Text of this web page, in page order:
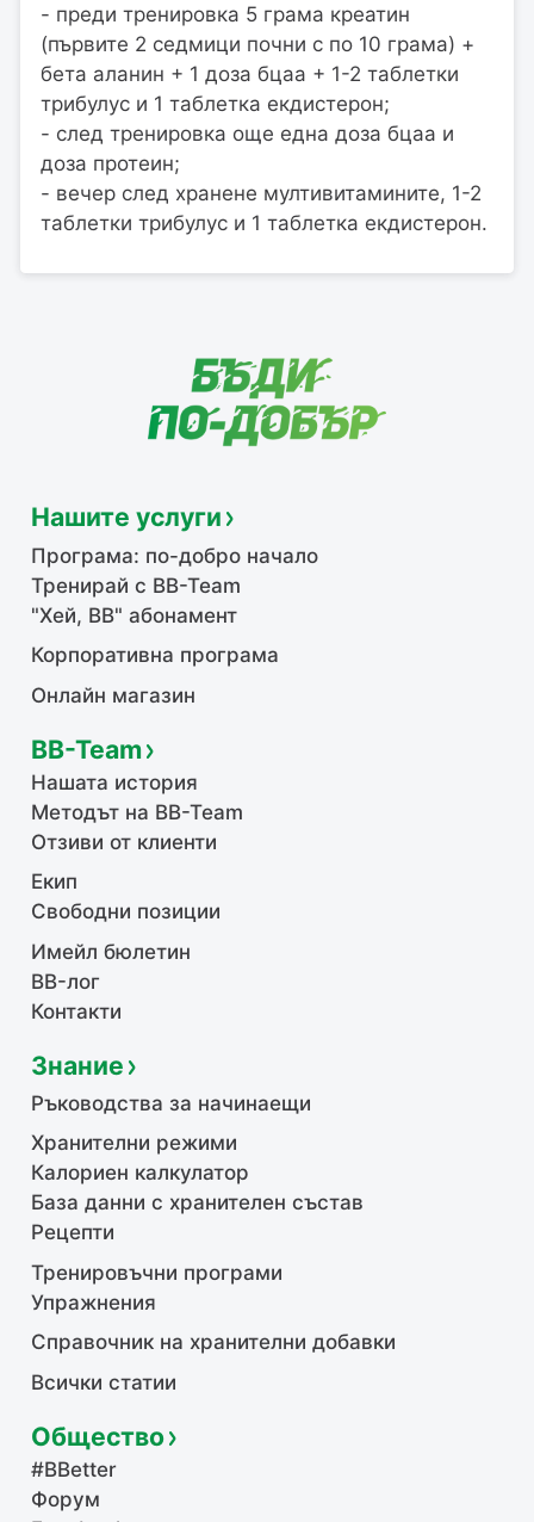
- преди тренировка 5 грама креатин
(първите 2 седмици почни с по 10 грама) +
бета аланин + 1 доза бцаа + 1-2 таблетки
трибулус и 1 таблетка екдистерон;
- след тренировка още една доза бцаа и
доза протеин;
- вечер след хранене мултивитамините, 1-2
таблетки трибулус и 1 таблетка екдистерон.
Нашите услуги
Програма: по-добро начало
Тренирай с BB-Team
"Хей, ВВ" абонамент
Корпоративна програма
Онлайн магазин
BB-Team
Нашата история
Методът на BB-Team
Отзиви от клиенти
Екип
Свободни позиции
Имейл бюлетин
BB-лог
Контакти
Знание
Ръководства за начинаещи
Хранителни режими
Калориен калкулатор
База данни с хранителен състав
Рецепти
Тренировъчни програми
Упражнения
Справочник на хранителни добавки
Всички статии
Общество
#BBetter
Форум